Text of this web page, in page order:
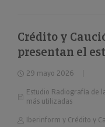
Crédito y
presentan el
fuentes de
utilizadas”
29 mayo 2026
Estudio Radiografía de
más utilizadas
Iberinform y Crédito y